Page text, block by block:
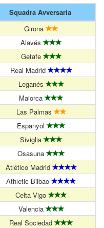
Squadra Avversaria
Girona
Alavés
Getafe
Real Madrid
Leganés
Maiorca
Las Palmas
Espanyol
Siviglia
Osasuna
Atlético Madrid
Athletic Bilbao
Celta Vigo
Valencia
Real Sociedad